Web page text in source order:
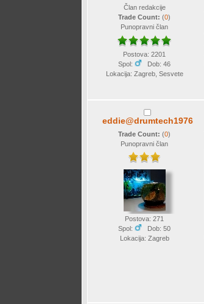
Član redakcije
Trade Count:(0)
Punopravni član
Postova: 2201
Spol:
Dob: 46
Lokacija: Zagreb, Sesvete
eddie@drumtech1976
Trade Count:(0)
Punopravni član
Postova: 271
Spol:
Dob: 50
Lokacija: Zagreb